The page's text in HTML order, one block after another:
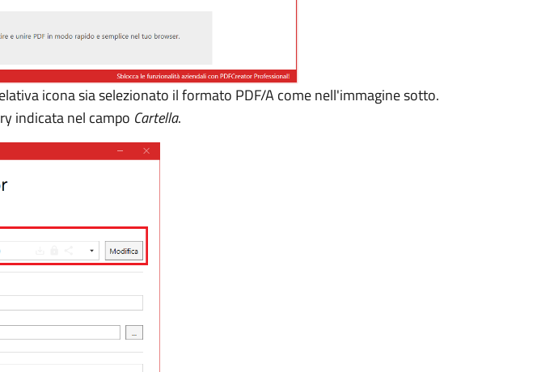
icona sia selezionato il formato PDF/A come nell'immagine sotto.
indicata nel campo Cartella.